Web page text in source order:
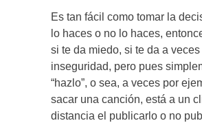
Es tan fácil como tomar la
lo haces o no lo haces,
si te da miedo, si te da a
inseguridad, pero pues
“hazlo”, o sea, a veces por
sacar una canción, está a un
distancia el publicarlo o no